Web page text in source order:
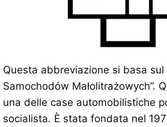
Questa abbreviazione si basa sul
Samochodów Małolitrażowych”.
una delle case automobilistiche
socialista. È stata fondata nel